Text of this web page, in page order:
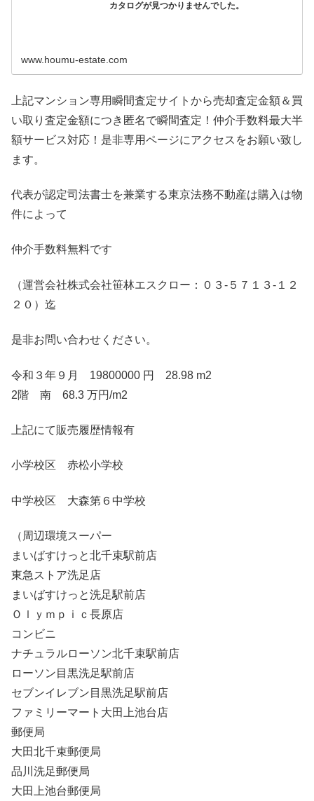
カタログが見つかりませんでした。
www.houmu-estate.com
上記マンション専用瞬間査定サイトから売却査定金額＆買
い取り査定金額につき匿名で瞬間査定！仲介手数料最大半
額サービス対応！是非専用ページにアクセスをお願い致し
ます。
代表が認定司法書士を兼業する東京法務不動産は購入は物
件によって
仲介手数料無料です
（運営会社株式会社笹林エスクロー：０３-５７１３-１２
２０）迄
是非お問い合わせください。
令和３年９月 19800000 円 28.98 m2
2階 南 68.3 万円/m2
上記にて販売履歴情報有
小学校区 赤松小学校
中学校区 大森第６中学校
（周辺環境スーパー
まいばすけっと北千束駅前店
東急ストア洗足店
まいばすけっと洗足駅前店
Ｏｌｙｍｐｉｃ長原店
コンビニ
ナチュラルローソン北千束駅前店
ローソン目黒洗足駅前店
セブンイレブン目黒洗足駅前店
ファミリーマート大田上池台店
郵便局
大田北千束郵便局
品川洗足郵便局
大田上池台郵便局